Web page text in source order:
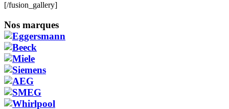
[/fusion_gallery]
Nos marques